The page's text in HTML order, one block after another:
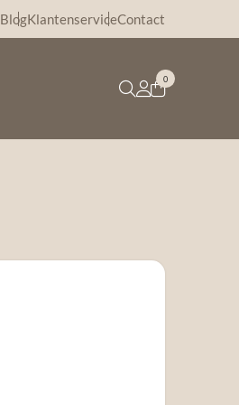
BlogKlantenserviceContact
0